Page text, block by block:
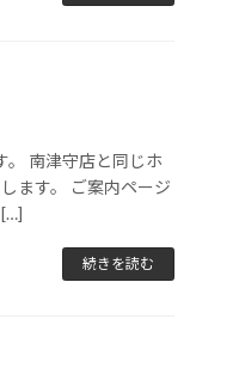
。 南津守店と同じホ
ます。 ご案内ページ
続きを読む